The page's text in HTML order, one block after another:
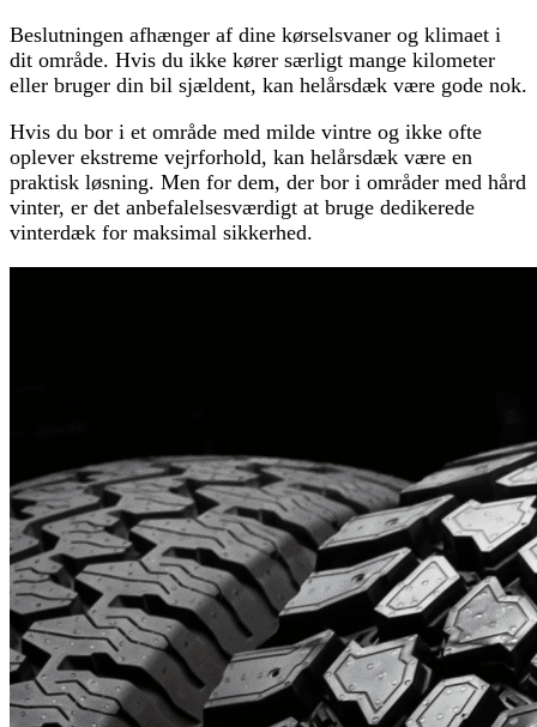
Beslutningen afhænger af dine kørselsvaner og klimaet i
dit område. Hvis du ikke kører særligt mange kilometer
eller bruger din bil sjældent, kan helårsdæk være gode nok.
Hvis du bor i et område med milde vintre og ikke ofte
oplever ekstreme vejrforhold, kan helårsdæk være en
praktisk løsning. Men for dem, der bor i områder med hård
vinter, er det anbefalelsesværdigt at bruge dedikerede
vinterdæk for maksimal sikkerhed.